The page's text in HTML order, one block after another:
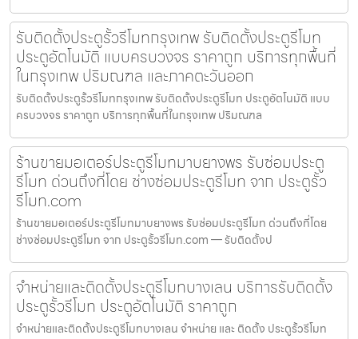
รับติดตั้งประตูรั้วรีโมทกรุงเทพ รับติดตั้งประตูรีโมท
ประตูอัตโนมัติ แบบครบวงจร ราคาถูก บริการทุกพื้นที่
ในกรุงเทพ ปริมณฑล และภาคตะวันออก
รับติดตั้งประตูรั้วรีโมทกรุงเทพ รับติดตั้งประตูรีโมท ประตูอัตโนมัติ แบบ
ครบวงจร ราคาถูก บริการทุกพื้นที่ในกรุงเทพ ปริมณฑล
ร้านขายมอเตอร์ประตูรีโมทมาบยางพร รับซ่อมประตู
รีโมท ด่วนถึงที่โดย ช่างซ่อมประตูรีโมท จาก ประตูรั้ว
รีโมท.com
ร้านขายมอเตอร์ประตูรีโมทมาบยางพร รับซ่อมประตูรีโมท ด่วนถึงที่โดย
ช่างซ่อมประตูรีโมท จาก ประตูรั้วรีโมท.com — รับติดตั้งป
จำหน่ายและติดตั้งประตูรีโมทบางเลน บริการรับติดตั้ง
ประตูรั้วรีโมท ประตูอัตโนมัติ ราคาถูก
จำหน่ายและติดตั้งประตูรีโมทบางเลน จำหน่าย และ ติดตั้ง ประตูรั้วรีโมท